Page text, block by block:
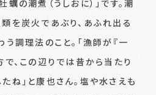
の潮煮（うしおに）」です。潮
を炭火であぶり、あふれ出る
調理法のこと。「漁師が『一
で、この辺りでは昔から当たり
ね」と康也さん。塩や水さえも